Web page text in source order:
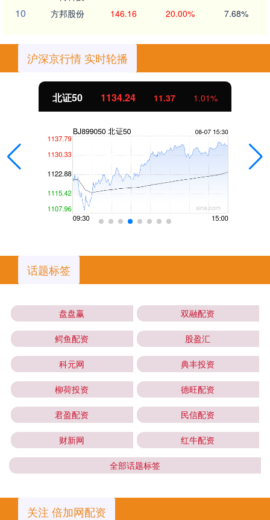
10 方邦股份 146.16 20.00% 7.68%
沪深京行情 实时轮播
北证50 1134.24 11.37 1.01%
话题标签
盘盘赢 双融配资
鳄鱼配资 股盈汇
科元网 典丰投资
柳荷投资 德旺配资
君盈配资 民信配资
财新网 红牛配资
全部话题标签
关注 倍加网配资